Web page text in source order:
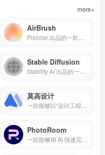
more+
AirBrush
Stable Diffusion
莫高设计
PhotoRoom